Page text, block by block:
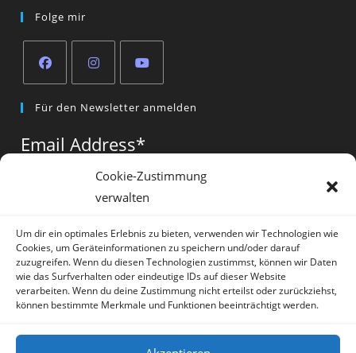
Cookie-Zustimmung
verwalten
Um dir ein optimales Erlebnis zu bieten, verwenden wir Technologien wie
Cookies, um Geräteinformationen zu speichern und/oder darauf
zuzugreifen. Wenn du diesen Technologien zustimmst, können wir Daten
wie das Surfverhalten oder eindeutige IDs auf dieser Website
verarbeiten. Wenn du deine Zustimmung nicht erteilst oder zurückziehst,
können bestimmte Merkmale und Funktionen beeinträchtigt werden.
Folge mir
in
new
in
new
in
new
tab
Für den Newsletter anmelden
Email Address*
Vorname*